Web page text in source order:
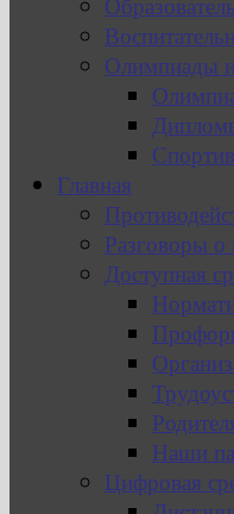
Олимпиады
Главная
Разговоры
Доступная
Наши
Цифровая